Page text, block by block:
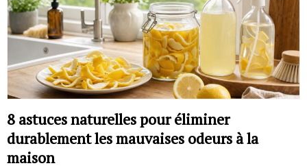
8 astuces naturelles pour éliminer
durablement les mauvaises odeurs à la
maison